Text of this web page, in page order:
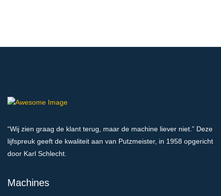
“Wij zien graag de klant terug, maar de machine liever niet.” Deze
lijfspreuk geeft de kwaliteit aan van Putzmeister, in 1958 opgericht
door Karl Schlecht.
Machines